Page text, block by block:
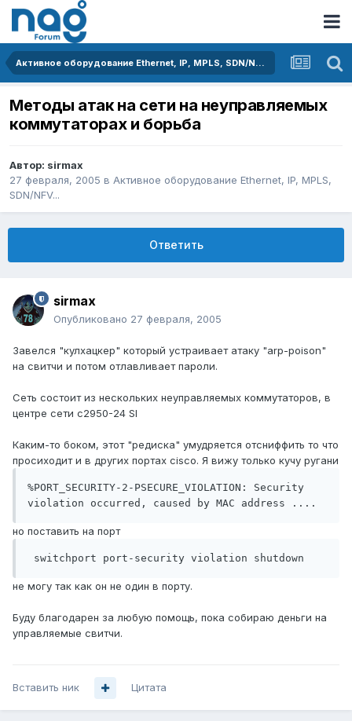
Активное оборудование Ethernet, IP, MPLS, SDN/NFV...
Методы атак на сети на неуправляемых
коммутаторах и борьба
Автор: sirmax
27 февраля, 2005 в Активное оборудование Ethernet, IP, MPLS,
SDN/NFV...
Ответить
sirmax
Опубликовано 27 февраля, 2005
Завелся "кулхацкер" который устраивает атаку "arp-poison"
на свитчи и потом отлавливает пароли.
Сеть состоит из нескольких неуправляемых коммутаторов, в
центре сети c2950-24 SI
Каким-то боком, этот "редиска" умудряется отсниффить то что
просиходит и в других портах cisco. Я вижу только кучу ругани
%PORT_SECURITY-2-PSECURE_VIOLATION: Security
violation occurred, caused by MAC address ....
но поставить на порт
switchport port-security violation shutdown
не могу так как он не один в порту.
Буду благодарен за любую помощь, пока собираю деньги на
управляемые свитчи.
Вставить ник Цитата